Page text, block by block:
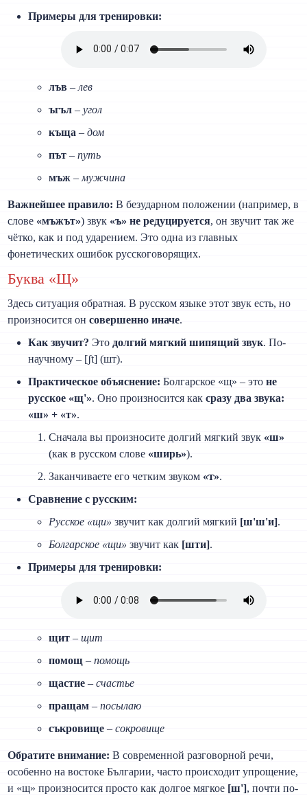
Примеры для тренировки:
лъв –лев
ъгъл –угол
къща –дом
път –путь
мъж– мужчина
Важнейшее правило: В безударном положении (например, в
слове «мъжът») звук «ъ» не редуцируется, он звучит так же
чётко, как и под ударением. Это одна из главных
фонетических ошибок русскоговорящих.
Буква «Щ»
Здесь ситуация обратная. В русском языке этот звук есть, но
произносится онсовершенно иначе.
Как звучит? Это долгий мягкий шипящий звук. По-
научному – [ʃt] (шт).
Практическое объяснение: Болгарское «щ» – этоне
русское «щ'». Оно произносится каксразу два звука:
«ш» + «т».
Сначала вы произносите долгий мягкий звук «ш»
(как в русском слове «ширь»).
Заканчиваете его четким звуком «т».
Сравнение с русским:
Русское «щи» звучит как долгий мягкий [ш'ш'и].
Болгарское «щи» звучит как [шти].
Примеры для тренировки:
щит –щит
помощ –помощь
щастие–счастье
пращам –посылаю
съкровище –сокровище
Обратите внимание: В современной разговорной речи,
особенно на востоке Българии, часто происходит упрощение,
и «щ» произносится просто как долгое мягкое [ш'], почти по-